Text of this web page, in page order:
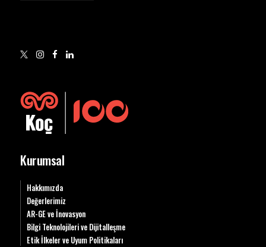
Kurumsal
Hakkımızda
Değerlerimiz
AR-GE ve İnovasyon
Bilgi Teknolojileri ve Dijitalleşme
Etik İlkeler ve Uyum Politikaları